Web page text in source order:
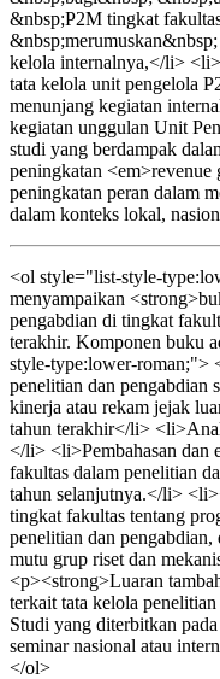
&nbsp;P2M tingkat
kelola internalnya,</li>
tata kelola unit pengelola
menunjang kegiatan
kegiatan unggulan Unit
studi yang berdampak
peningkatan <em>revenue
peningkatan peran dalam
dalam konteks lokal,
<ol style="list-style-
menyampaikan
pengabdian di tingkat
terakhir. Komponen buku
style-type:lower-roman;">
penelitian dan pengabdian
kinerja atau rekam jejak
tahun terakhir</li>
</li> <li>Pembahasan dan
fakultas dalam penelitian
tahun selanjutnya.</li>
tingkat fakultas tentang
penelitian dan
mutu grup riset dan
<p><strong>Luaran
terkait tata kelola
Studi yang diterbitkan
seminar nasional atau
</ol>